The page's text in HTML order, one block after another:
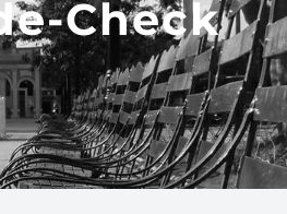
Check